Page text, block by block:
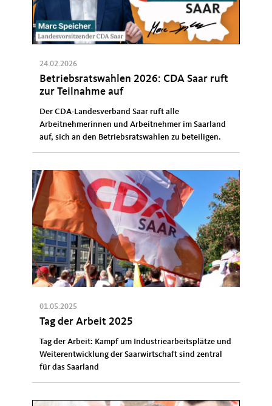
24.02.2026
Betriebsratswahlen 2026: CDA Saar ruft
zur Teilnahme auf
Der CDA-Landesverband Saar ruft alle
Arbeitnehmerinnen und Arbeitnehmer im Saarland
auf, sich an den Betriebsratswahlen zu beteiligen.
01.05.2025
Tag der Arbeit 2025
Tag der Arbeit: Kampf um Industriearbeitsplätze und
Weiterentwicklung der Saarwirtschaft sind zentral
für das Saarland